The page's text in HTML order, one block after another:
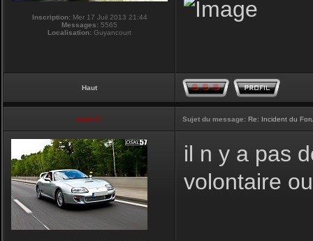
Inscription:Mer 17 Juil 2013 21:44
Messages: 5565
Localisation: Guyancourt
Haut
touti-17 Sujet du message: Re: Incident du
il n y a pas
volontaire